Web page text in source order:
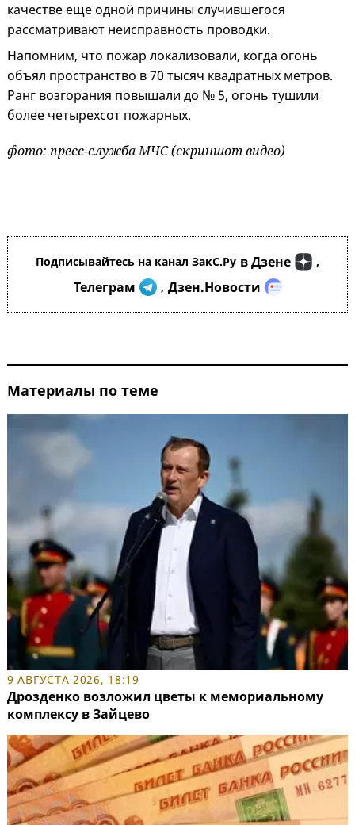
качестве еще одной причины случившегося
рассматривают неисправность проводки.
Напомним, что пожар локализовали, когда огонь
объял пространство в 70 тысяч квадратных метров.
Ранг возгорания повышали до № 5, огонь тушили
более четырехсот пожарных.
фото: пресс-служба МЧС (скриншот видео)
Подписывайтесь на канал ЗакС.Ру в Дзене ,
Телеграм , Дзен.Новости
Материалы по теме
9 АВГУСТА 2026, 18:19
Дрозденко возложил цветы к мемориальному
комплексу в Зайцево